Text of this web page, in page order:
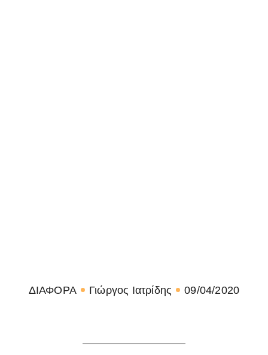
ΔΙΑΦΟΡΑ Γιώργος Ιατρίδης 09/04/2020